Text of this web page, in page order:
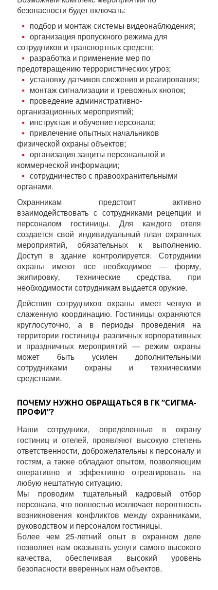
безопасности будет включать:
подбор и монтаж системы видеонаблюдения;
организация пропускного режима для
сотрудников и транспортных средств;
разработка и применение мер по
предотвращению террористических угроз;
установку датчиков слежения и реагирования;
монтаж сигнализации и тревожных кнопок;
проведение административно-
организационных мероприятий;
инструктаж и обучение персонала;
привлечение опытных начальников
физической охраны объектов;
организация защиты персональной и
коммерческой информации;
сотрудничество с правоохранительными
органами.
Охранникам предстоит активно
взаимодействовать с сотрудниками рецепции и
персоналом гостиницы. Для каждого отеля
создается свой индивидуальный план охранных
мероприятий, обязательных к выполнению.
Доступ в здание контролируется. Сотрудники
охраны имеют все необходимое — форму,
экипировку, технические средства, при
необходимости сотрудникам выдается оружие.
Действия сотрудников охраны имеет четкую и
слаженную координацию. Гостиницы охраняются
круглосуточно, а в периоды проведения на
территории гостиницы различных корпоративных
и праздничных мероприятий — режим охраны
может быть усилен дополнительными
сотрудниками охраны и техническими
средствами.
ПОЧЕМУ НУЖНО ОБРАЩАТЬСЯ В ГК “СИГМА-
ПРОФИ”?
Наши сотрудники, определенные в охрану
гостиниц и отелей, проявляют высокую степень
ответственности, доброжелательны к персоналу и
гостям, а также обладают опытом, позволяющим
оперативно и эффективно отреагировать на
любую нештатную ситуацию.
Мы проводим тщательный кадровый отбор
персонала, что полностью исключает вероятность
возникновения конфликтов между охранниками,
руководством и персоналом гостиницы.
Более чем 25-летний опыт в охранном деле
позволяет нам оказывать услуги самого высокого
качества, обеспечивая высокий уровень
безопасности вверенных нам объектов.